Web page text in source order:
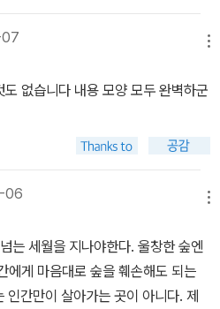
없습니다 내용 모양 모두 완벽하군
06
는 세월을 지나야한다. 울창한 숲엔
에게 마음대로 숲을 훼손해도 되는
간만이 살아가는 곳이 아니다. 제